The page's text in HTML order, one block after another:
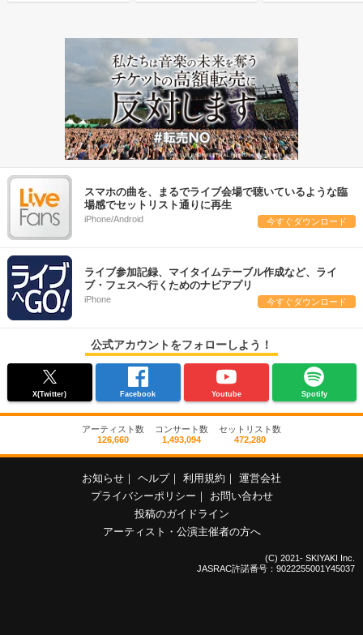
スマホの曲を、まるでライブ会場で聴いているような臨
場感でセットリスト通りに再生
iPhone/Android 今すぐダウンロード
ライブ参加記録、マイタイムテーブル作成など、ライ
ブ・フェスへ行くためのナビアプリ
iPhone 今すぐダウンロード
公式アカウントをフォローしよう！
X(Twitter) Facebook Youtube Spotify
アーティスト数
126,660
コンサート数
1,493,094
セットリスト数
472,280
お知らせ ヘルプ 利用規約
運営会社
プライバシーポリシー
お問い合わせ
投稿のガイドライン
アーティスト・公演主催者の方へ
(C) 2021- SKIYAKI Inc.
JASRAC許諾番号：9022255001Y45037